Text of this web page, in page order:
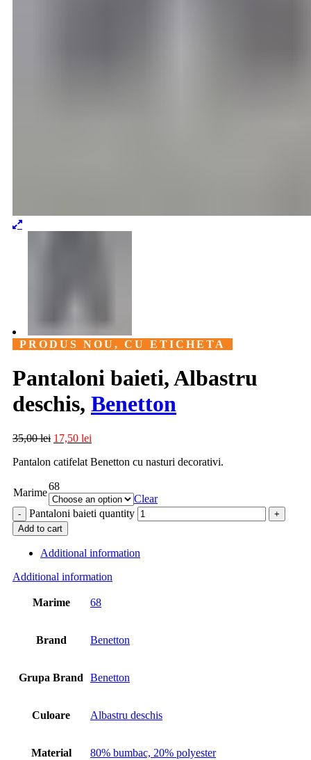
PRODUS NOU, CU ETICHETA
Pantaloni baieti, Albastru
deschis, Benetton
35,00lei 17,50 lei
Pantalon catifelat Benetton cu nasturi decorativi.
Marime
68
Clear
Pantaloni baieti quantity
Add to cart
Additional information
Additional information
Marime 68
Brand Benetton
Grupa Brand Benetton
Culoare Albastru deschis
Material 80% bumbac, 20% polyester